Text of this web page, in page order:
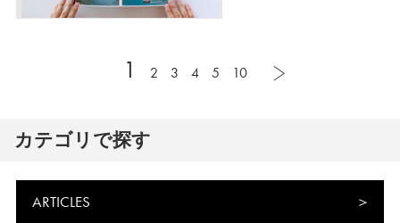
1 2 3 4 5 10
カテゴリで探す
ARTICLES